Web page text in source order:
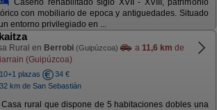
con mobiliario de epoca y antiguedades. Situado
entorno privilegiado en ...
Rural en Berrobi (Guipúzcoa) a 11,6 km de
(Guipúzcoa)
10+1 plazas
34 €
32 km de San Sebastián
Casa rural que dispone de 5 habitaciones dobles una